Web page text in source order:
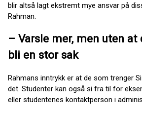
blir altså lagt ekstremt mye ansvar på
Rahman.
– Varsle mer, men uten at
bli en stor sak
Rahmans inntrykk er at de som trenger
det. Studenter kan også si fra til for
eller studentenes kontaktperson i